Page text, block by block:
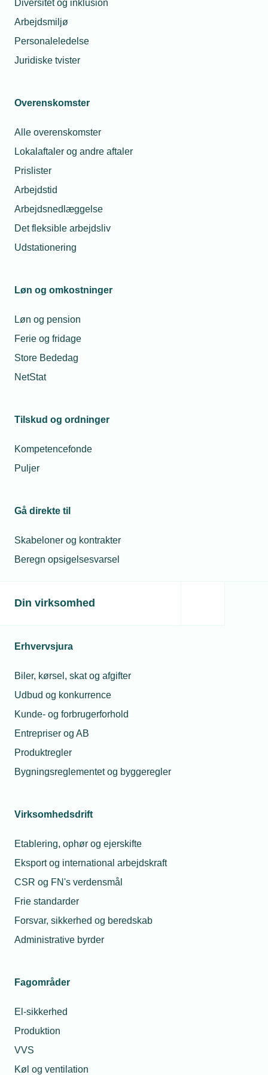
Diversitet og inklusion
Arbejdsmiljø
Personaleledelse
Juridiske tvister
Overenskomster
Alle overenskomster
Lokalaftaler og andre aftaler
Prislister
Arbejdstid
Arbejdsnedlæggelse
Det fleksible arbejdsliv
Udstationering
Løn og omkostninger
Løn og pension
Ferie og fridage
Store Bededag
NetStat
Tilskud og ordninger
Kompetencefonde
Puljer
Gå direkte til
Skabeloner og kontrakter
Beregn opsigelsesvarsel
Din virksomhed
Erhvervsjura
Biler, kørsel, skat og afgifter
Udbud og konkurrence
Kunde- og forbrugerforhold
Entrepriser og AB
Produktregler
Bygningsreglementet og byggeregler
Virksomhedsdrift
Etablering, ophør og ejerskifte
Eksport og international arbejdskraft
CSR og FN's verdensmål
Frie standarder
Forsvar, sikkerhed og beredskab
Administrative byrder
Fagområder
El-sikkerhed
Produktion
VVS
Køl og ventilation
E-mail*
Husk mine oplysninger
Log ind Glemt adgangskode
Har du spørgsmål til din
brugerprofil?
Du er altid velkommen til at kontakte
Så sørger vi for at hjælpe dig godt
Telefon:43 43 60 00
Mandag til torsdag fra kl. 08:00 til 16:00
Fredag fra kl. 08:00 til 15:00
tekniq@tekniq.dk